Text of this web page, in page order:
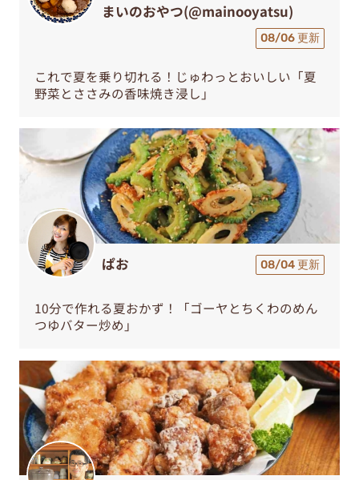
まいのおやつ(@mainooyatsu)
08/06 更新
これで夏を乗り切れる！じゅわっとおいしい「夏
野菜とささみの香味焼き浸し」
ぱお 08/04 更新
10分で作れる夏おかず！「ゴーヤとちくわのめん
つゆバター炒め」